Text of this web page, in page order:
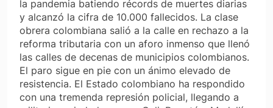
la pandemia batiendo récords de muertes diarias
y alcanzó la cifra de 10.000 fallecidos. La clase
obrera colombiana salió a la calle en rechazo a la
reforma tributaria con un aforo inmenso que llenó
las calles de decenas de municipios colombianos.
El paro sigue en pie con un ánimo elevado de
resistencia. El Estado colombiano ha respondido
con una tremenda represión policial, llegando a